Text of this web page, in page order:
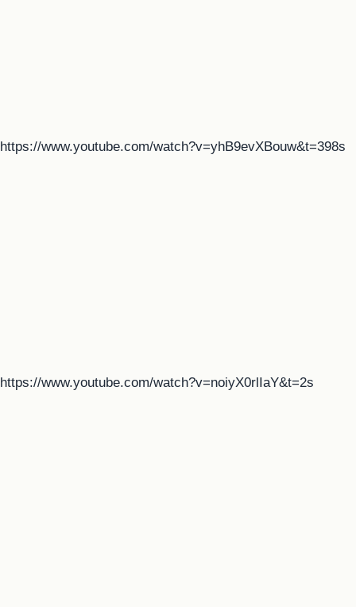
https://www.youtube.com/watch?v=yhB9evXBouw&t=398s
https://www.youtube.com/watch?v=noiyX0rlIaY&t=2s